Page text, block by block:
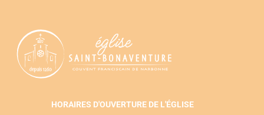
HORAIRES D'OUVERTURE DE L'ÉGLISE